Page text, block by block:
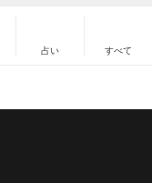
占い すべて